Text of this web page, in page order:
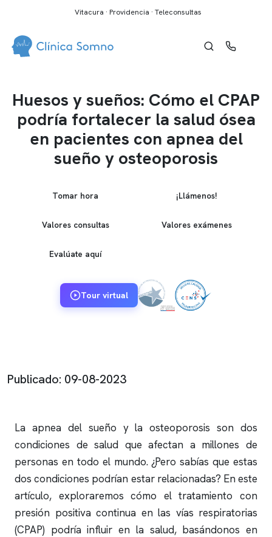
Vitacura · Providencia · Teleconsultas
Huesos y sueños: Cómo el CPAP
podría fortalecer la salud ósea
en pacientes con apnea del
sueño y osteoporosis
Tomar hora ¡Llámenos!
Valores consultas Valores exámenes
Evalúate aquí
Tour virtual
Publicado: 09-08-2023
La apnea del sueño y la osteoporosis son dos
condiciones de salud que afectan a millones de
personas en todo el mundo. ¿Pero sabías que estas
dos condiciones podrían estar relacionadas? En este
artículo, exploraremos cómo el tratamiento con
presión positiva continua en las vías respiratorias
(CPAP) podría influir en la salud, basándonos en